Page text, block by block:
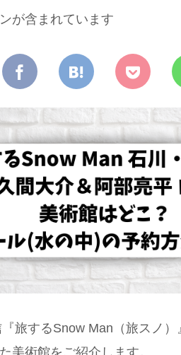
が含まれています
旅するSnow Man（旅スノ）
美術館をご紹介します。